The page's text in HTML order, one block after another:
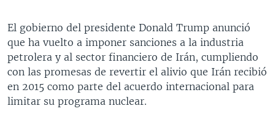
PANORAMA
ESTADOS UNIDOS AL DÍA
EL MUNDO AL DÍA [RADIO]
FORO [RADIO]
DEPORTIVO INTERNACIONAL
SÍGANOS
El gobierno del presidente Donald Trump anunció
que ha vuelto a imponer sanciones a la industria
petrolera y al sector financiero de Irán, cumpliendo
con las promesas de revertir el alivio que Irán recibió
en 2015 como parte del acuerdo internacional para
limitar su programa nuclear.